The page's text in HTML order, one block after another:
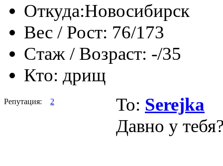
Откуда:Новосибирск
Вес / Рост: 76/173
Стаж / Возраст: -/35
Кто: дрищ
Репутация: 2 To: Serejka
Давно у